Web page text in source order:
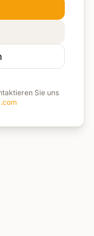
Sie uns